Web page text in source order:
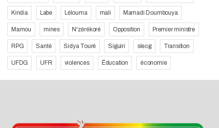
Kindia Labe Lélouma mali Mamadi Doumbouya
Mamou mines N'zérékoré Opposition Premier ministre
RPG Santé Sidya Touré Siguiri slecg Transition
UFDG UFR violences Éducation économie